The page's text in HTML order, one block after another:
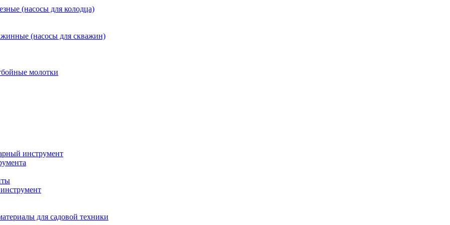
(насосы для колодца)
(насосы для скважин)
молотки
инструмент
для садовой техники